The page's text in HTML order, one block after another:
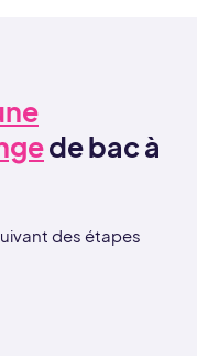
de bac à
des étapes